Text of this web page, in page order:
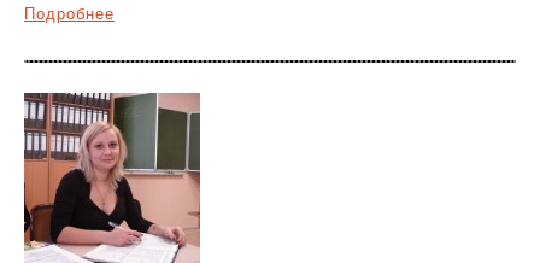
Подробнее